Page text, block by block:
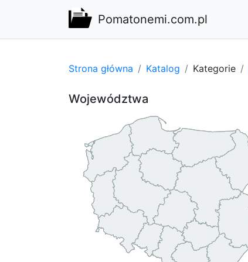
Pomatonemi.com.pl
Strona główna Katalog Kategorie
Województwa